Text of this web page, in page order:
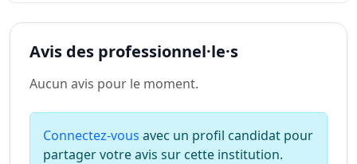
Avis des professionnel·le·s
Aucun avis pour le moment.
Connectez-vous avec un profil candidat pour
partager votre avis sur cette institution.